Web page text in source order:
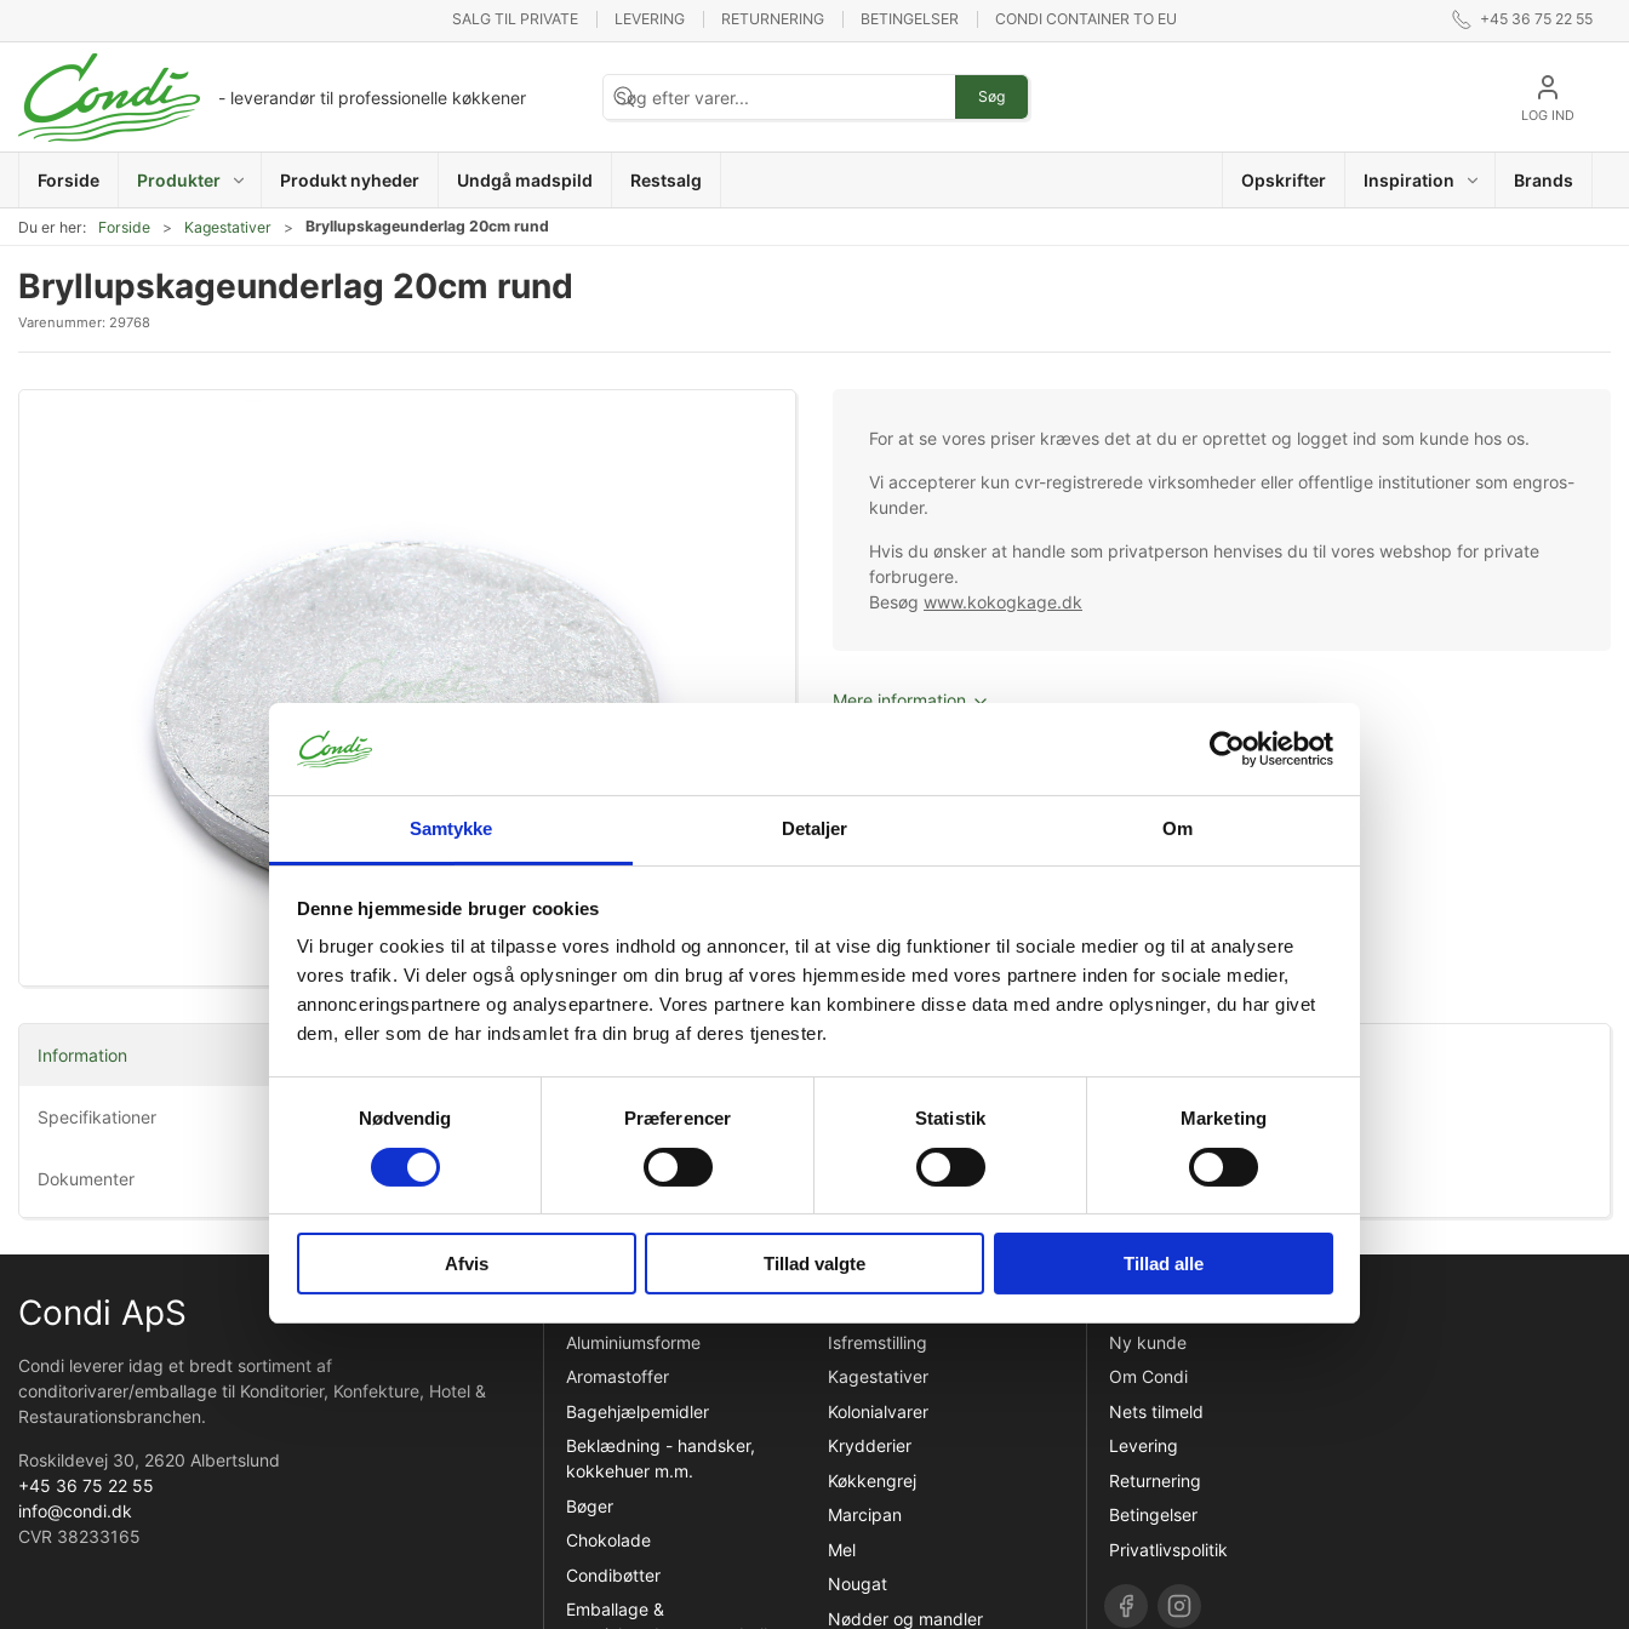
Samtykke Detaljer Om
Denne hjemmeside bruger cookies
Vi bruger cookies til at tilpasse vores indhold og annoncer, til at vise dig funktioner til sociale medier og til at analysere
vores trafik. Vi deler også oplysninger om din brug af vores hjemmeside med vores partnere inden for sociale medier,
annonceringspartnere og analysepartnere. Vores partnere kan kombinere disse data med andre oplysninger, du har givet
dem, eller som de har indsamlet fra din brug af deres tjenester.
Nødvendig
Præferencer Statistik Marketing
Afvis Tillad valgte Tillad alle
SALG TIL PRIVATE LEVERING RETURNERING BETINGELSER CONDI CONTAINER TO EU +45 36 75 22 55
- leverandør til professionelle køkkener Søg
LOG IND
Forside Produkter Produkt nyheder Undgå madspild Restsalg Opskrifter Inspiration Brands
Du er her: Forside Kagestativer Bryllupskageunderlag 20cm rund
Bryllupskageunderlag 20cm rund
Varenummer: 29768
Forstør
For at se vores priser kræves det at du er oprettet og logget ind som kunde hos os.
Vi accepterer kun cvr-registrerede virksomheder eller offentlige institutioner som engros-
kunder.
Hvis du ønsker at handle som privatperson henvises du til vores webshop for private
forbrugere.
Besøg www.kokogkage.dk
Mere information
Information
Specifikationer
Dokumenter
Er egnet til kontakt med alle typer af fødevarer, også syreholdige og
Kontakttemperatur: Stuetemperatur
Condi ApS
Condi leverer idag et bredt sortiment af
conditorivarer/emballage til Konditorier, Konfekture, Hotel &
Restaurationsbranchen.
Roskildevej 30, 2620 Albertslund
+45 36 75 22 55
info@condi.dk
CVR 38233165
Aluminiumsforme
Aromastoffer
Bagehjælpemidler
Beklædning - handsker,
kokkehuer m.m.
Bøger
Chokolade
Condibøtter
Emballage &
Isfremstilling
Kagestativer
Kolonialvarer
Krydderier
Køkkengrej
Marcipan
Mel
Nougat
Nødder og mandler
Ny kunde
Om Condi
Nets tilmeld
Levering
Returnering
Betingelser
Privatlivspolitik